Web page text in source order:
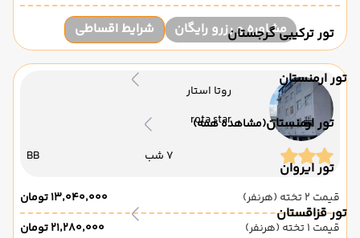
تور ترکیبی گرجستان
تور ارمنستان
تور ارمنستان(مشاهده همه)
تور ایروان
تور قزاقستان
مشاوره و رزرو رایگان شرایط اقساطی
روتا استار
rota star
7 شب BB
قیمت 2 تخته (هرنفر)
۱۳٬۰۴۰٬۰۰۰ تومان
قیمت 1 تخته (هرنفر)
۲۱٬۲۸۰٬۰۰۰ تومان